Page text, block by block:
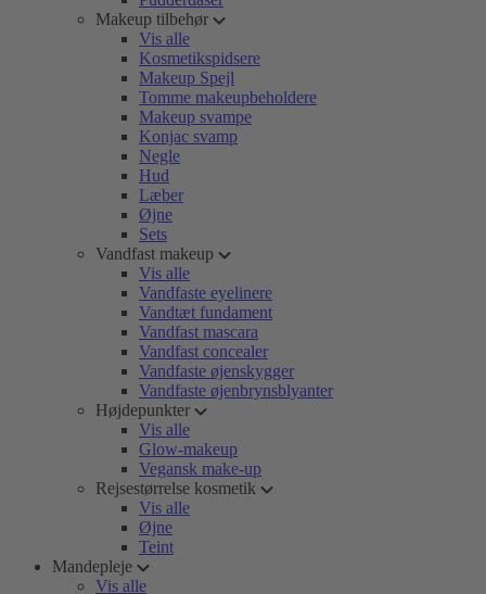
Makeup tilbehør
Vis alle
Kosmetikspidsere
Makeup Spejl
Tomme makeupbeholdere
Makeup svampe
Konjac svamp
Negle
Hud
Læber
Øjne
Sets
Vandfast makeup
Vis alle
Vandfaste eyelinere
Vandtæt fundament
Vandfast mascara
Vandfast concealer
Vandfaste øjenskygger
Vandfaste øjenbrynsblyanter
Højdepunkter
Vis alle
Glow-makeup
Vegansk make-up
Rejsestørrelse kosmetik
Vis alle
Øjne
Teint
Mandepleje
Vis alle